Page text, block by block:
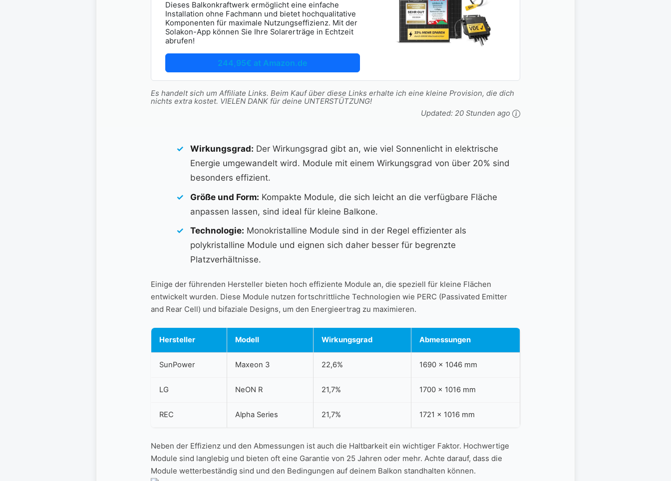
Dieses Balkonkraftwerk ermöglicht eine einfache
Installation ohne Fachmann und bietet hochqualitative
Komponenten für maximale Nutzungseffizienz. Mit der
Solakon-App können Sie Ihre Solarerträge in Echtzeit
abrufen!
244,95€ at Amazon.de
Updated: 20 Stunden ago
Es handelt sich um Affiliate Links. Beim Kauf über diese Links erhalte ich eine kleine Provision, die dich
nichts extra kostet. VIELEN DANK für deine UNTERSTÜTZUNG!
Wirkungsgrad: Der Wirkungsgrad⁤ gibt an,⁢ wie viel⁤ Sonnenlicht ⁢in elektrische
Energie umgewandelt wird. Module mit einem Wirkungsgrad von über 20%⁤ sind
besonders effizient.
Größe und Form: Kompakte Module, die sich leicht ⁤an die ‌verfügbare Fläche
anpassen lassen, sind ideal für kleine Balkone.
Technologie: Monokristalline Module sind in der ⁤Regel effizienter⁣ als
polykristalline Module und eignen sich daher besser für begrenzte
Platzverhältnisse.
Einige der führenden Hersteller bieten hoch effiziente Module an, die speziell für kleine Flächen
entwickelt wurden. Diese Module nutzen fortschrittliche Technologien wie PERC (Passivated​ Emitter
and Rear ​Cell)⁢ und bifaziale Designs, um den Energieertrag zu maximieren.
Hersteller Modell Wirkungsgrad Abmessungen
SunPower Maxeon 3 22,6% 1690 x ⁢1046 mm
LG NeON R 21,7% 1700 x 1016 mm
REC Alpha Series 21,7% 1721 ​x 1016 mm
Neben der Effizienz und den Abmessungen ist auch ⁤die Haltbarkeit ⁤ein wichtiger Faktor. Hochwertige
Module sind langlebig und bieten oft ⁤eine Garantie von 25 Jahren oder mehr. Achte darauf,⁣ dass die
Module ⁢wetterbeständig sind und den⁣ Bedingungen auf ‍deinem Balkon standhalten können.